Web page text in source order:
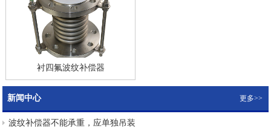
衬四氟波纹补偿器
新闻中心 更多>>
波纹补偿器不能承重，应单独吊装